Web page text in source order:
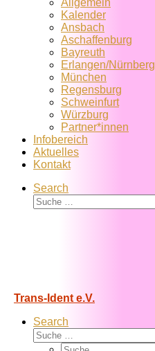
Allgemein
Kalender
Ansbach
Aschaffenburg
Bayreuth
Erlangen/Nürnberg
München
Regensburg
Schweinfurt
Würzburg
Partner*innen
Infobereich
Aktuelles
Kontakt
Search
Suche
Trans-Ident e.V.
Search
Suche
Suche